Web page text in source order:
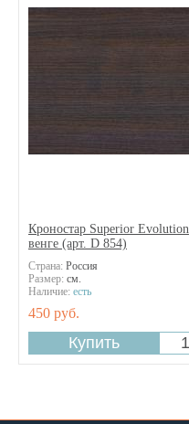
Кроностар Superior Evolution
венге (арт. D 854)
Страна: Россия
Размер: см.
Наличие: есть
450 руб.